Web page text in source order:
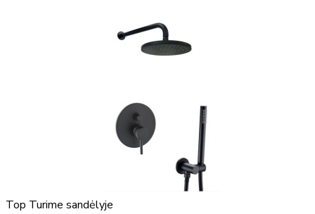
Top Turime sandėlyje